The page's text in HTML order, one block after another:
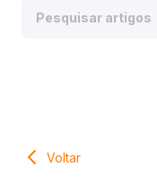
Voltar